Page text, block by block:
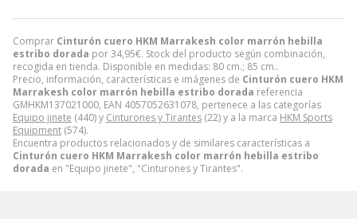
Comprar Cinturón cuero HKM Marrakesh color marrón hebilla
estribo dorada por34,95€. Stock del producto según combinación,
recogida en tienda. Disponible en medidas: 80 cm.; 85 cm..
Precio, información, características e imágenes de Cinturón cuero HKM
Marrakesh color marrón hebilla estribo dorada referencia
GMHKM137021000, EAN 4057052631078, pertenece a las categorías
Equipo jinete (440) y Cinturones y Tirantes (22) y a la marca HKM Sports
Equipment (574).
Encuentra productos relacionados y de similares características a
Cinturón cuero HKM Marrakesh color marrón hebilla estribo
dorada en "Equipo jinete", "Cinturones y Tirantes".